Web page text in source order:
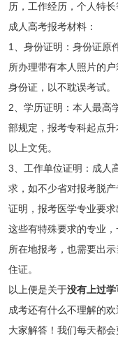
历，工作经历，个人特
成人高考报考材料：
1、身份证明：身份证原
所办理带有本人照片的
身份证，以不耽误考试。
2、学历证明：本人最高
部规定，报考专科起点
以上文凭。
3、工作单位证明：成人
求，如不少省对报考脱
证明，报考医学专业要
这些有特殊要求的专业
所在地报考，也需要出
住证。
以上便是关于没有上过学
成考还有什么不理解的
大家解答！我们每天都